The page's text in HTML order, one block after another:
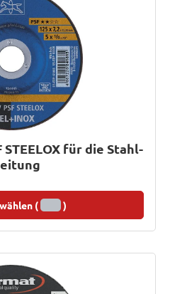
für die Stahl-
( )